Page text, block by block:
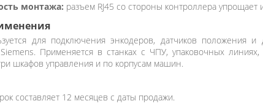
монтажа: разъем RJ45 со стороны контроллера
для подключения энкодеров, датчиков положения
Применяется в станках с ЧПУ, упаковочных
шкафов управления и по корпусам машин.
составляет 12 месяцев с даты продажи.